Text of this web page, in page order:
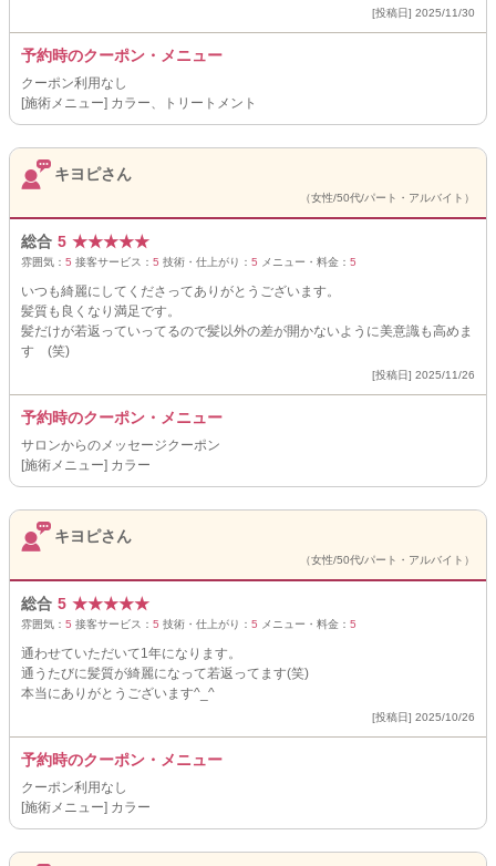
[投稿日] 2025/11/30
予約時のクーポン・メニュー
クーポン利用なし
[施術メニュー] カラー、トリートメント
キヨピさん
（女性/50代/パート・アルバイト）
総合 5 ★★★★★
雰囲気： 5 接客サービス： 5 技術・仕上がり： 5 メニュー・料金： 5
いつも綺麗にしてくださってありがとうございます。
髪質も良くなり満足です。
髪だけが若返っていってるので髪以外の差が開かないように美意識も高めま
す (笑)
[投稿日] 2025/11/26
予約時のクーポン・メニュー
サロンからのメッセージクーポン
[施術メニュー] カラー
キヨピさん
（女性/50代/パート・アルバイト）
総合 5 ★★★★★
雰囲気： 5 接客サービス： 5 技術・仕上がり： 5 メニュー・料金： 5
通わせていただいて1年になります。
通うたびに髪質が綺麗になって若返ってます(笑)
本当にありがとうございます^_^
[投稿日] 2025/10/26
予約時のクーポン・メニュー
クーポン利用なし
[施術メニュー] カラー